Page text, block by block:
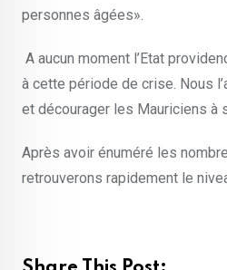
personnes âgées».
A aucun moment l’Etat
à cette période de crise. Nous
et décourager les Mauriciens à
Après avoir énuméré les
retrouverons rapidement le